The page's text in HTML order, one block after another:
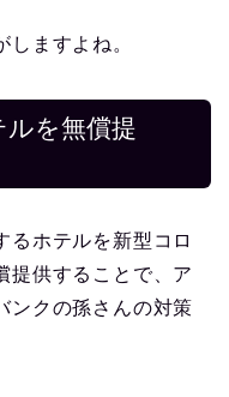
ますよね。
ルを無償提
るホテルを新型コロ
提供することで、ア
ンクの孫さんの対策